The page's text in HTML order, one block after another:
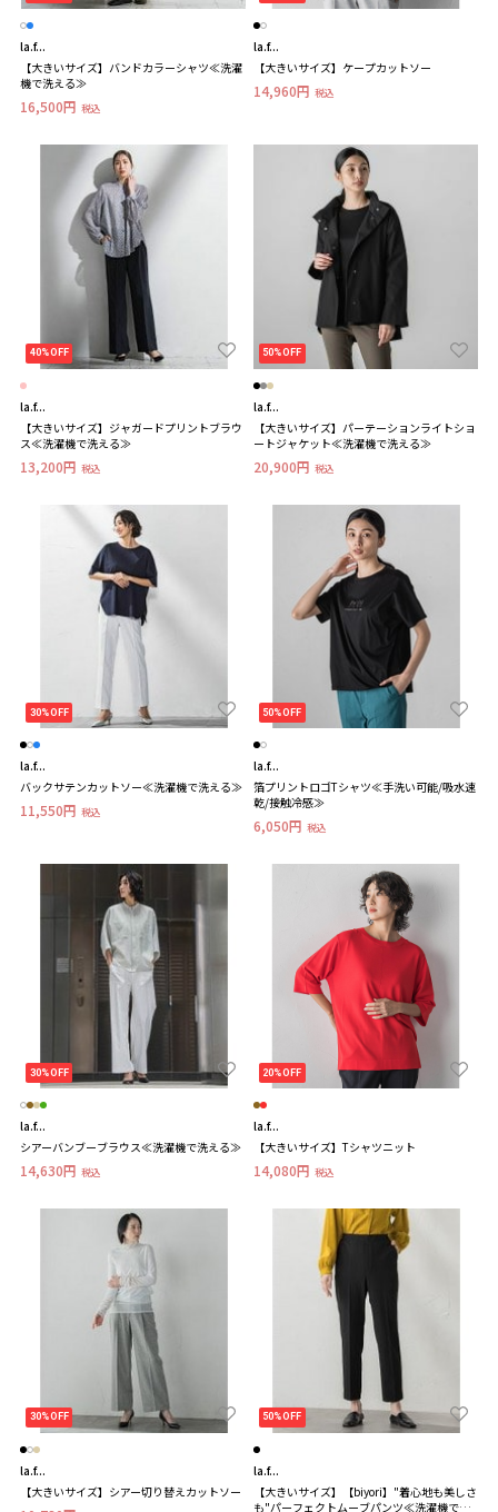
la.f...
【大きいサイズ】バンドカラーシャツ≪洗濯
機で洗える≫
16,500円 税込
la.f...
【大きいサイズ】ケープカットソー
14,960円 税込
40%OFF
la.f...
【大きいサイズ】ジャガードプリントブラウ
ス≪洗濯機で洗える≫
13,200円 税込
50%OFF
la.f...
【大きいサイズ】パーテーションライトショ
ートジャケット≪洗濯機で洗える≫
20,900円 税込
30%OFF
la.f...
バックサテンカットソー≪洗濯機で洗える≫
11,550円 税込
50%OFF
la.f...
箔プリントロゴTシャツ≪手洗い可能/吸水速
乾/接触冷感≫
6,050円 税込
30%OFF
la.f...
シアーバンブーブラウス≪洗濯機で洗える≫
14,630円 税込
20%OFF
la.f...
【大きいサイズ】Tシャツニット
14,080円 税込
30%OFF
la.f...
【大きいサイズ】シアー切り替えカットソー
50%OFF
la.f...
【大きいサイズ】【biyori】"着心地も美しさ
も"パーフェクトムーブパンツ≪洗濯機で洗